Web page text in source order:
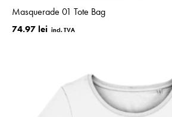
Masquerade 01 Tote Bag
74.97 lei